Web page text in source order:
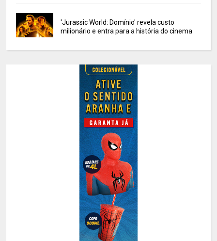
'Jurassic World: Domínio' revela custo
milionário e entra para a história do cinema